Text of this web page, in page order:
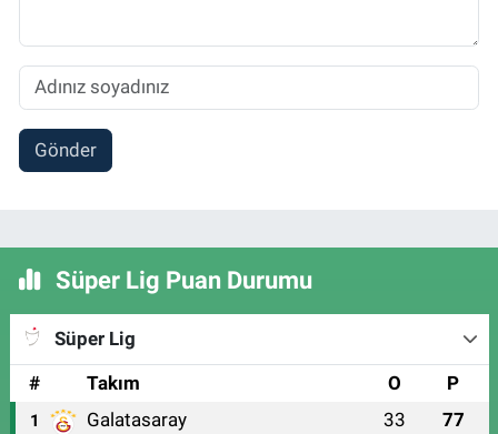
Gönder
Süper Lig Puan Durumu
Süper Lig
#
Takım O P
1 Galatasaray 33 77